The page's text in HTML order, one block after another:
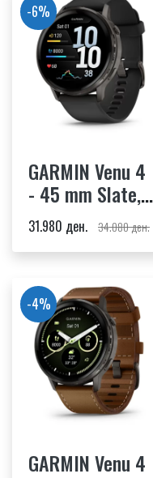
-6%
GARMIN Venu 4
- 45 mm Slate,
Black Silicone
Band
31.980 ден. 34.080 ден.
-4%
GARMIN Venu 4